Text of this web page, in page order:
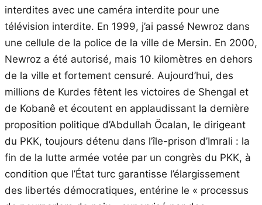
interdites avec une caméra interdite pour une
télévision interdite. En 1999, j’ai passé Newroz dans
une cellule de la police de la ville de Mersin. En 2000,
Newroz a été autorisé, mais 10 kilomètres en dehors
de la ville et fortement censuré. Aujourd’hui, des
millions de Kurdes fêtent les victoires de Shengal et
de Kobanê et écoutent en applaudissant la dernière
proposition politique d’Abdullah Öcalan, le dirigeant
du PKK, toujours détenu dans l’île-prison d’Imrali : la
fin de la lutte armée votée par un congrès du PKK, à
condition que l’État turc garantisse l’élargissement
des libertés démocratiques, entérine le « processus